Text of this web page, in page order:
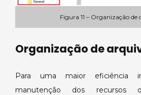
Figura 11 – Organização de
Organização de
Para uma maior eficiência
manutenção dos recursos